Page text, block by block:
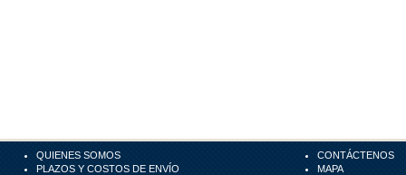
QUIENES SOMOS
PLAZOS Y COSTOS DE ENVÍO
CONTÁCTENOS
MAPA